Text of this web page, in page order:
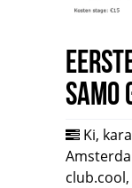
Samo
Ki,
club.cool,